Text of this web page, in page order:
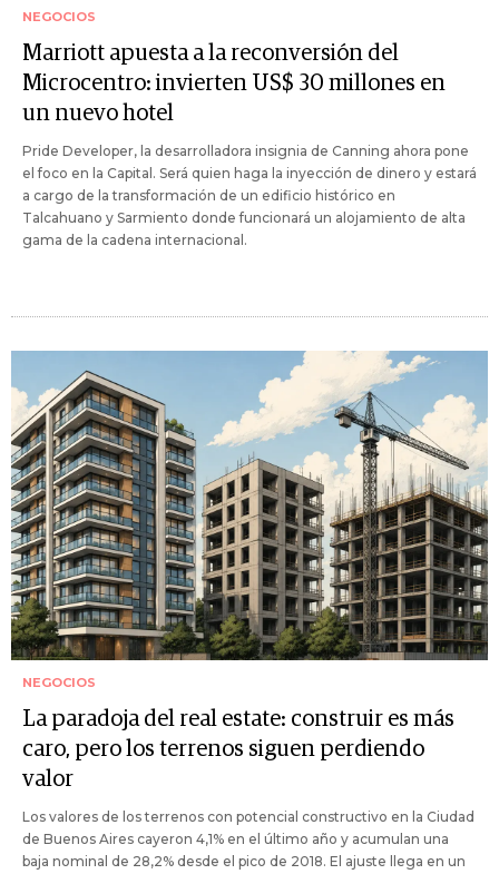
NEGOCIOS
Marriott apuesta a la reconversión del
Microcentro: invierten US$ 30 millones en
un nuevo hotel
Pride Developer, la desarrolladora insignia de Canning ahora pone
el foco en la Capital. Será quien haga la inyección de dinero y estará
a cargo de la transformación de un edificio histórico en
Talcahuano y Sarmiento donde funcionará un alojamiento de alta
gama de la cadena internacional.
NEGOCIOS
La paradoja del real estate: construir es más
caro, pero los terrenos siguen perdiendo
valor
Los valores de los terrenos con potencial constructivo en la Ciudad
de Buenos Aires cayeron 4,1% en el último año y acumulan una
baja nominal de 28,2% desde el pico de 2018. El ajuste llega en un